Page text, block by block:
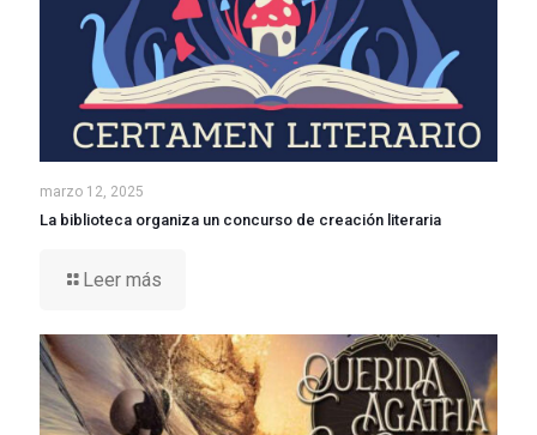
marzo 12, 2025
La biblioteca organiza un concurso de creación literaria
Leer más